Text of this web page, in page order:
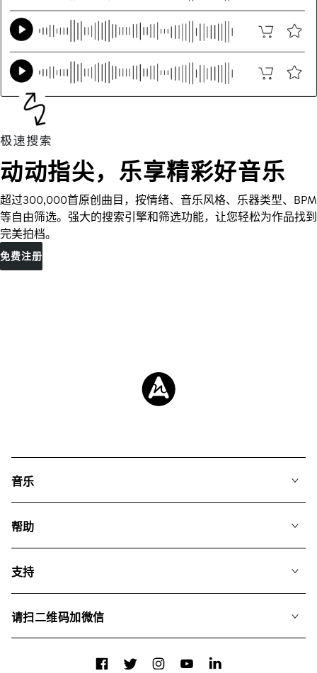
动动指尖，乐享精彩好音乐
超过300,000首原创曲目，按情绪、音乐风格、乐器类型、BPM
等自由筛选。强大的搜索引擎和筛选功能，让您轻松为作品找到
完美拍档。
免费注册
音乐
搜索
专辑
帮助
我们如何运用AI
支持
关于我们
请扫二维码加微信
FacebookTwitterInstagramYouTubeLinkedIn